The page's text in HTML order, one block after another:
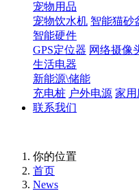
宠物用品
宠物饮水机 智能猫砂
智能硬件
GPS定位器 网络摄像
生活电器
新能源\储能
充电桩 户外电源 家
联系我们
你的位置
首页
News